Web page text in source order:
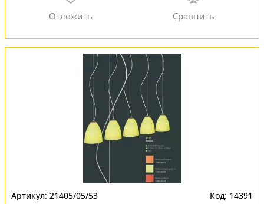
21405/05/53 14391